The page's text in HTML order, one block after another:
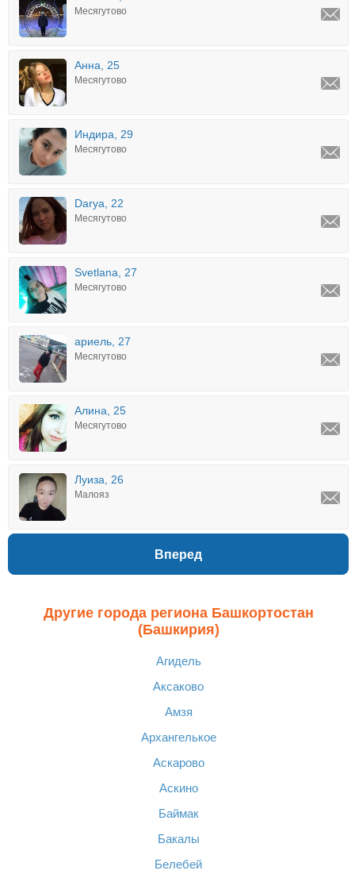
Месягутово
Анна, 25
Месягутово
Индира, 29
Месягутово
Darya, 22
Месягутово
Svetlana, 27
Месягутово
ариель, 27
Месягутово
Алина, 25
Месягутово
Луиза, 26
Малояз
Вперед
Другие города региона Башкортостан
(Башкирия)
Агидель
Аксаково
Амзя
Архангелькое
Аскарово
Аскино
Баймак
Бакалы
Белебей